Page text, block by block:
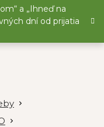
a „Ihneď na
dní od prijatia